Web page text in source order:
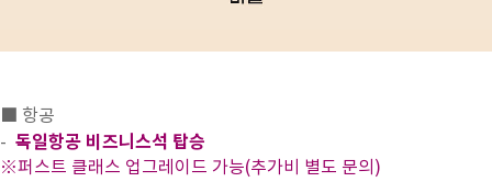
■ 항공
- 독일항공 비즈니스석 탑승
※퍼스트 클래스 업그레이드 가능(추가비 별도 문의)